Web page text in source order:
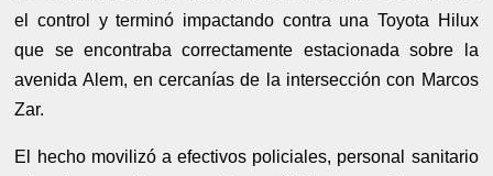
el control y terminó impactando contra una Toyota Hilux
que se encontraba correctamente estacionada sobre la
avenida Alem, en cercanías de la intersección con Marcos
Zar.
El hecho movilizó a efectivos policiales, personal sanitario